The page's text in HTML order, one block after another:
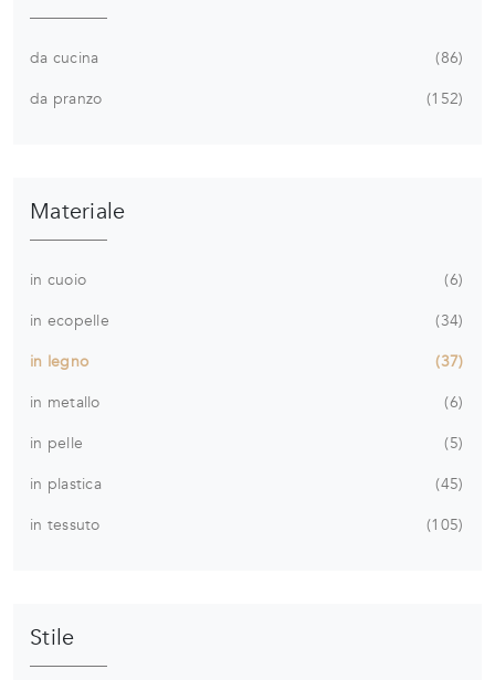
da cucina
86
da pranzo
152
Materiale
in cuoio
6
in ecopelle
34
in legno
37
in metallo
6
in pelle
5
in plastica
45
in tessuto
105
Stile